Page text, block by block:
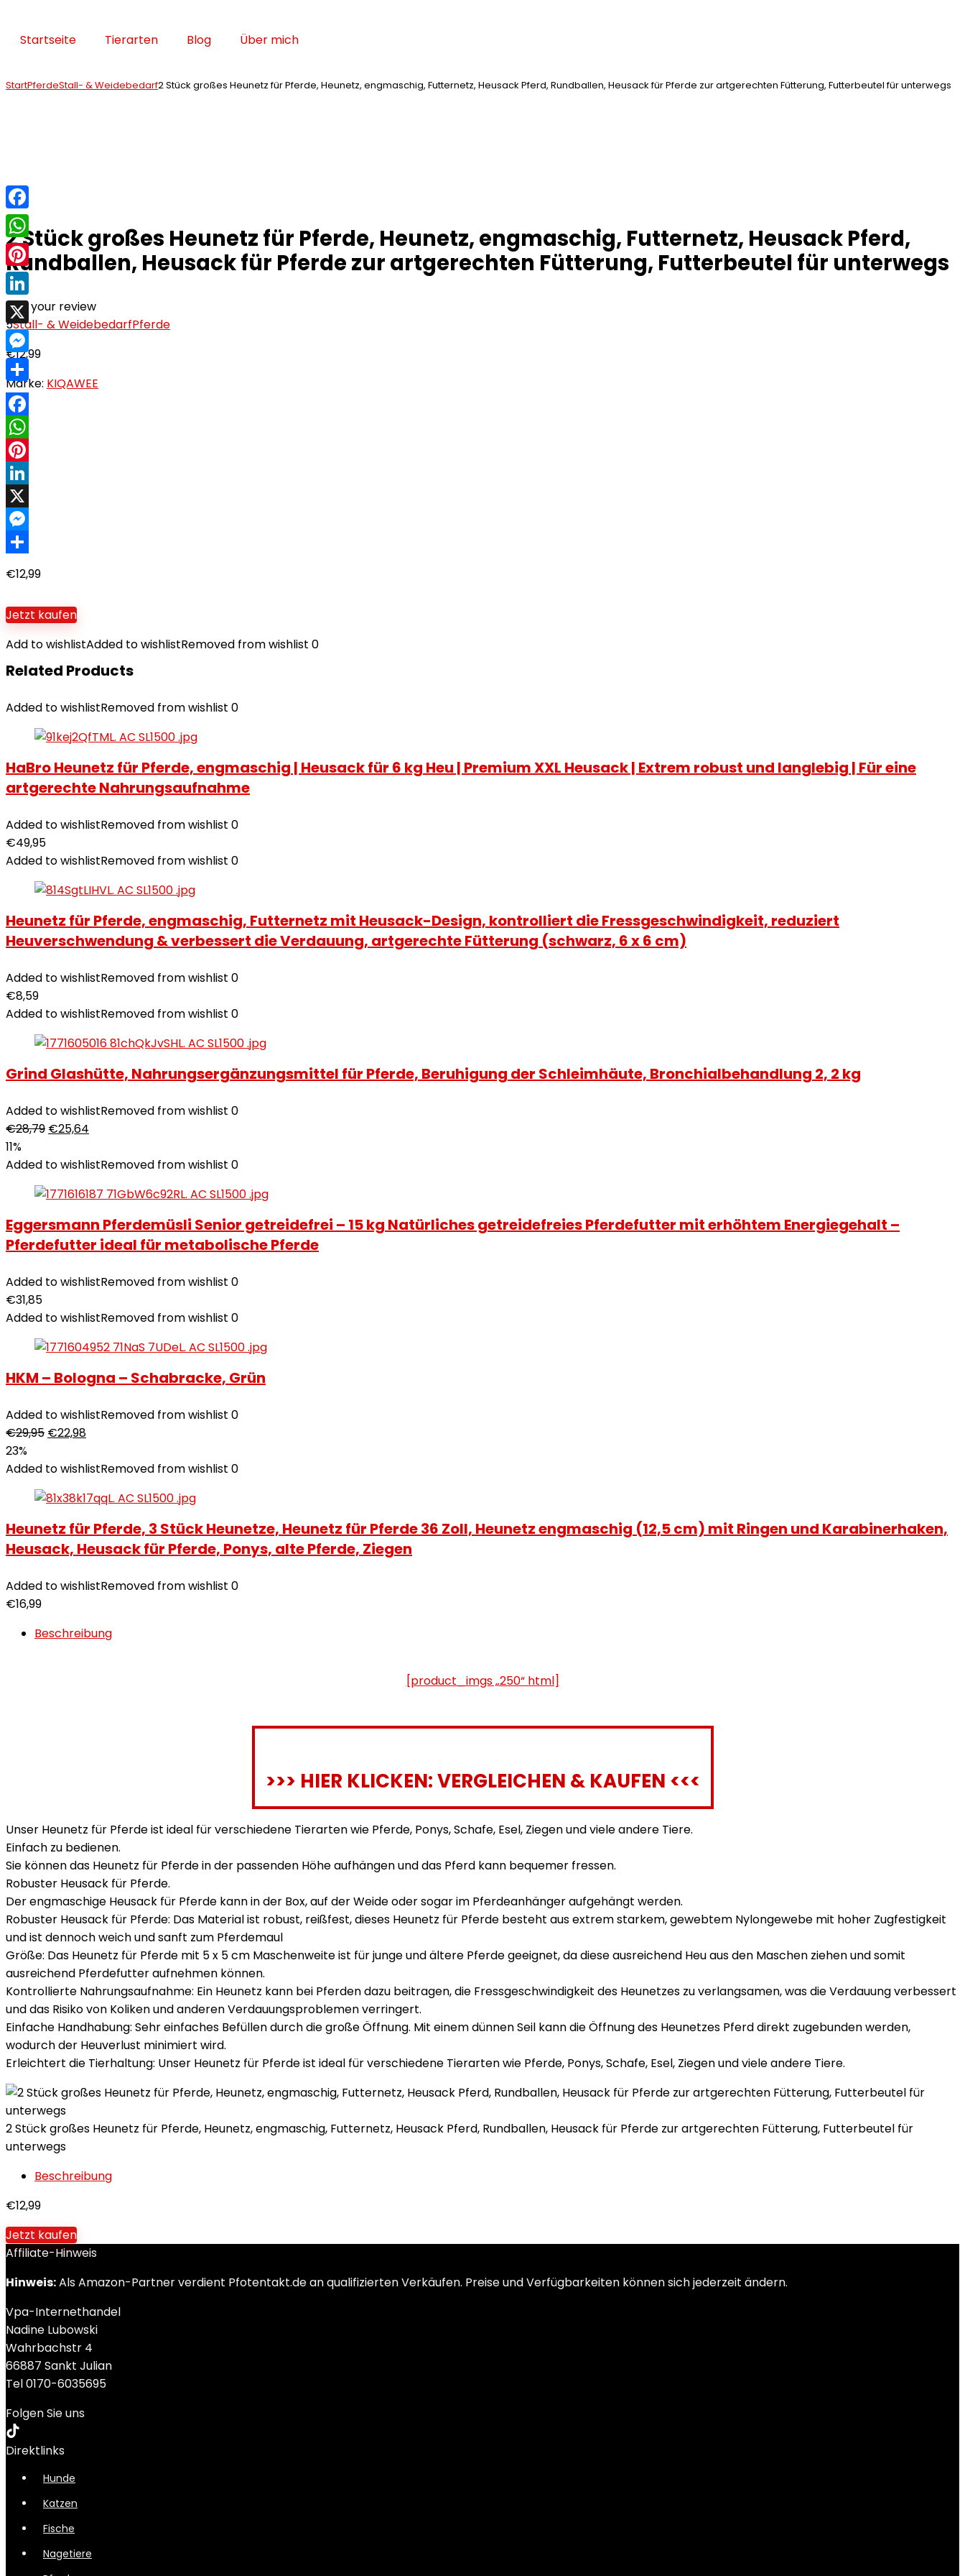
Startseite Tierarten Blog Über mich
StartPferdeStall- & Weidebedarf2 Stück großes Heunetz für Pferde, Heunetz, engmaschig, Futternetz, Heusack Pferd, Rundballen, Heusack für Pferde zur artgerechten Fütterung, Futterbeutel für unterwegs
2 Stück großes Heunetz für Pferde, Heunetz, engmaschig, Futternetz, Heusack Pferd,
Rundballen, Heusack für Pferde zur artgerechten Fütterung, Futterbeutel für unterwegs
Add your review
5Stall- & WeidebedarfPferde
€12,99
Marke: KIQAWEE
Facebook
WhatsApp
Pinterest
LinkedIn
X
Messenger
€12,99
Jetzt kaufen
Add to wishlistAdded to wishlistRemoved from wishlist 0
Related Products
Added to wishlistRemoved from wishlist 0
HaBro Heunetz für Pferde, engmaschig | Heusack für 6 kg Heu | Premium XXL Heusack | Extrem robust und langlebig | Für eine
artgerechte Nahrungsaufnahme
Added to wishlistRemoved from wishlist 0
€49,95
Added to wishlistRemoved from wishlist 0
Heunetz für Pferde, engmaschig, Futternetz mit Heusack-Design, kontrolliert die Fressgeschwindigkeit, reduziert
Heuverschwendung & verbessert die Verdauung, artgerechte Fütterung (schwarz, 6 x 6 cm)
Added to wishlistRemoved from wishlist 0
€8,59
Added to wishlistRemoved from wishlist 0
Grind Glashütte, Nahrungsergänzungsmittel für Pferde, Beruhigung der Schleimhäute, Bronchialbehandlung 2, 2 kg
Added to wishlistRemoved from wishlist 0
€28,79 €25,64
11%
Added to wishlistRemoved from wishlist 0
Eggersmann Pferdemüsli Senior getreidefrei – 15 kg Natürliches getreidefreies Pferdefutter mit erhöhtem Energiegehalt –
Pferdefutter ideal für metabolische Pferde
Added to wishlistRemoved from wishlist 0
€31,85
Added to wishlistRemoved from wishlist 0
HKM – Bologna – Schabracke, Grün
Added to wishlistRemoved from wishlist 0
€29,95 €22,98
23%
Added to wishlistRemoved from wishlist 0
Heunetz für Pferde, 3 Stück Heunetze, Heunetz für Pferde 36 Zoll, Heunetz engmaschig (12,5 cm) mit Ringen und Karabinerhaken,
Heusack, Heusack für Pferde, Ponys, alte Pferde, Ziegen
Added to wishlistRemoved from wishlist 0
€16,99
Beschreibung
[product_imgs „250“ html]
>>> HIER KLICKEN: VERGLEICHEN & KAUFEN <<<
Unser Heunetz für Pferde ist ideal für verschiedene Tierarten wie Pferde, Ponys, Schafe, Esel, Ziegen und viele andere Tiere.
Einfach zu bedienen.
Sie können das Heunetz für Pferde in der passenden Höhe aufhängen und das Pferd kann bequemer fressen.
Robuster Heusack für Pferde.
Der engmaschige Heusack für Pferde kann in der Box, auf der Weide oder sogar im Pferdeanhänger aufgehängt werden.
Robuster Heusack für Pferde: Das Material ist robust, reißfest, dieses Heunetz für Pferde besteht aus extrem starkem, gewebtem Nylongewebe mit hoher Zugfestigkeit
und ist dennoch weich und sanft zum Pferdemaul
Größe: Das Heunetz für Pferde mit 5 x 5 cm Maschenweite ist für junge und ältere Pferde geeignet, da diese ausreichend Heu aus den Maschen ziehen und somit
ausreichend Pferdefutter aufnehmen können.
Kontrollierte Nahrungsaufnahme: Ein Heunetz kann bei Pferden dazu beitragen, die Fressgeschwindigkeit des Heunetzes zu verlangsamen, was die Verdauung verbessert
und das Risiko von Koliken und anderen Verdauungsproblemen verringert.
Einfache Handhabung: Sehr einfaches Befüllen durch die große Öffnung. Mit einem dünnen Seil kann die Öffnung des Heunetzes Pferd direkt zugebunden werden,
wodurch der Heuverlust minimiert wird.
Erleichtert die Tierhaltung: Unser Heunetz für Pferde ist ideal für verschiedene Tierarten wie Pferde, Ponys, Schafe, Esel, Ziegen und viele andere Tiere.
2 Stück großes Heunetz für Pferde, Heunetz, engmaschig, Futternetz, Heusack Pferd, Rundballen, Heusack für Pferde zur artgerechten Fütterung, Futterbeutel für
unterwegs
Beschreibung
€12,99
Jetzt kaufen
Affiliate-Hinweis
Hinweis:Als Amazon-Partner verdient Pfotentakt.de an qualifizierten Verkäufen. Preise und Verfügbarkeiten können sich jederzeit ändern.
Vpa-Internethandel
Nadine Lubowski
Wahrbachstr 4
66887 Sankt Julian
Tel 0170-6035695
Folgen Sie uns
Direktlinks
Hunde
Katzen
Fische
Nagetiere
Facebook
WhatsApp
Pinterest
LinkedIn
X
Messenger
Teilen